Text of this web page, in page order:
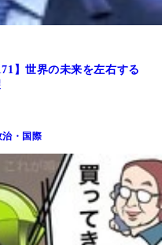
】世界の未来を左右する
治・国際